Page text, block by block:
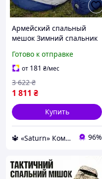
Армейский спальный
мешок Зимний спальник
Компактный теплый
спальный мешок для сна
Готово к отправке
от 181 ₴/мес
1 811 ₴
3 622 ₴
Купить
🔱 «Saturn» Компетентность! Качество товара! Быстрая отправка! ✅ 96%